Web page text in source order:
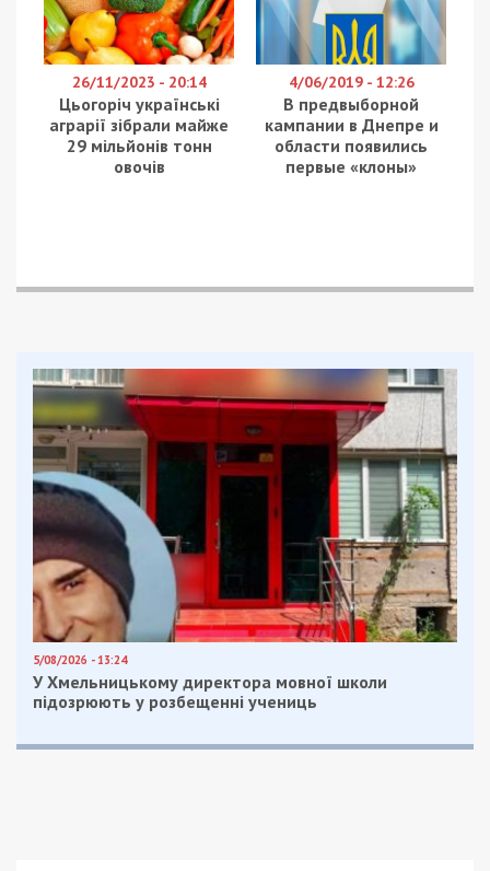
26/11/2023 - 20:14
Цьогоріч українські
аграрії зібрали майже
29 мільйонів тонн
овочів
4/06/2019 - 12:26
В предвыборной
кампании в Днепре и
области появились
первые «клоны»
5/08/2026 - 13:24
У Хмельницькому директора мовної школи
підозрюють у розбещенні учениць